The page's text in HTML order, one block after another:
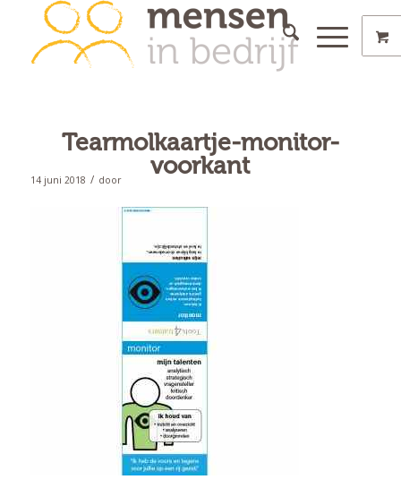
Tearmolkaartje-monitor-
voorkant
14 juni 2018 / door